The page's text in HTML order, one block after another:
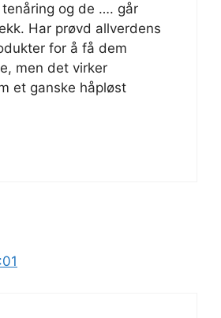
og de …. går
Har prøvd allverdens
for å få dem
men det virker
et ganske håpløst